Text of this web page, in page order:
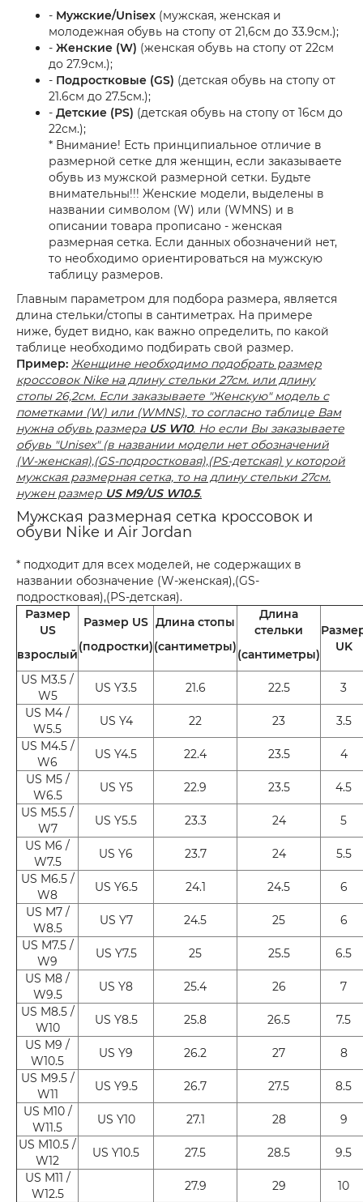
- Мужские/Unisex (мужская, женская и
молодежная обувь на стопу от 21,6см до 33.9см.);
- Женские (W) (женская обувь на стопу от 22см
до 27.9см.);
- Подростковые (GS) (детская обувь на стопу от
21.6см до 27.5см.);
- Детские (PS) (детская обувь на стопу от 16см до
22см.);
* Внимание! Есть принципиальное отличие в
размерной сетке для женщин, если заказываете
обувь из мужской размерной сетки. Будьте
внимательны!!! Женские модели, выделены в
названии символом (W) или (WMNS) и в
описании товара прописано - женская
размерная сетка. Если данных обозначений нет,
то необходимо ориентироваться на мужскую
таблицу размеров.
Главным параметром для подбора размера, является
длина стельки/стопы в сантиметрах. На примере
ниже, будет видно, как важно определить, по какой
таблице необходимо подбирать свой размер.
Пример: Женщине необходимо подобрать размер
кроссовок Nike на длину стельки 27см. или длину
стопы 26,2см. Если заказываете "Женскую" модель с
пометками (W) или (WMNS), то согласно таблице Вам
нужна обувь размера US W10. Но если Вы заказываете
обувь "Unisex" (в названии модели нет обозначений
(W-женская),(GS-подростковая),(PS-детская) у которой
мужская размерная сетка, то на длину стельки 27см.
нужен размер US M9/US W10.5.
Мужская размерная сетка кроссовок и
обуви Nike и Air Jordan
* подходит для всех моделей, не содержащих в
названии обозначение (W-женская),(GS-
подростковая),(PS-детская).
Размер
US
взрослый
Размер US
(подростки)
Длина стопы
(сантиметры)
Длина
стельки
(сантиметры)
UK
US M3.5 /
W5
US Y3.5 21.6 22.5
3
US M4 /
W5.5
US Y4 22 23
3.5
US M4.5 /
W6
US Y4.5 22.4 23.5
4
US M5 /
W6.5
US Y5 22.9 23.5
4.5
US M5.5 /
W7
US Y5.5 23.3 24
5
US M6 /
W7.5
US Y6 23.7 24
5.5
US M6.5 /
W8
US Y6.5 24.1 24.5
6
US M7 /
W8.5
US Y7 24.5 25
6
US M7.5 /
W9
US Y7.5 25 25.5
6.5
US M8 /
W9.5
US Y8 25.4 26
7
US M8.5 /
W10
US Y8.5 25.8 26.5
7.5
US M9 /
W10.5
US Y9 26.2 27
8
US M9.5 /
W11
US Y9.5 26.7 27.5
8.5
US M10 /
W11.5
US Y10 27.1 28
9
US M10.5 /
W12
US Y10.5 27.5 28.5
9.5
US M11 /
W12.5
27.9 29
10